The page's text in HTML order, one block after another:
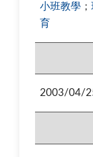
小班教學 ；
育
2003/04/